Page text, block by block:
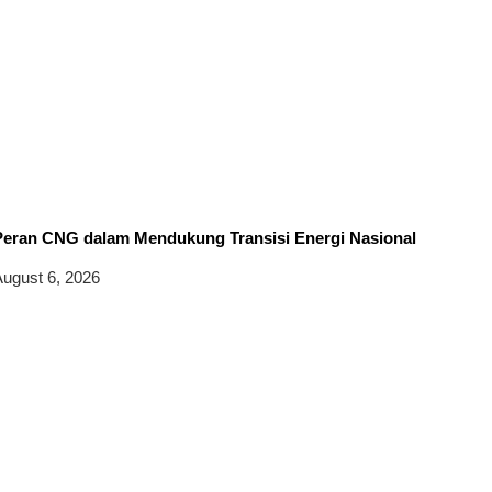
CNG dalam Mendukung Transisi Energi Nasional
6, 2026